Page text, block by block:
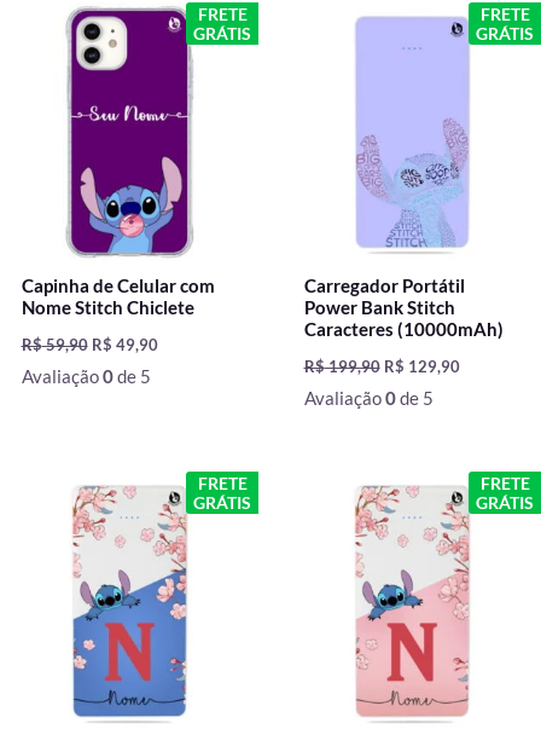
FRETE
GRÁTIS
Capinha de Celular com
Nome Stitch Chiclete
R$59,90
O
preço
original
era:
R$ 49,90
O
preço
atual
R$ 49,90.
Avaliação0de 5
FRETE
GRÁTIS
Carregador Portátil
Power Bank Stitch
Caracteres (10000mAh)
R$199,90
original
R$ 129,90
O
preço
Avaliação0de 5
FRETE
GRÁTIS
O
preço
original
era:
R$ 199,90.
O
preço
atual
é:
R$ 129,90.
FRETE
GRÁTIS
O
preço
original
era:
R$ 199,90.
O
preço
atual
é:
R$ 129,90.